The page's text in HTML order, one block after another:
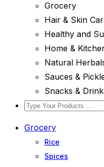
Grocery
Hair & Skin
Healthy and
Home &
Natural
Sauces &
Snacks &
Grocery
Rice
Spices